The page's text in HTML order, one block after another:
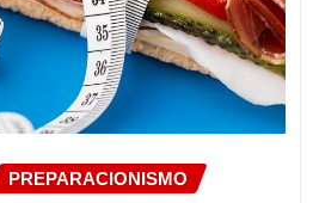
PREPARACIONISMO